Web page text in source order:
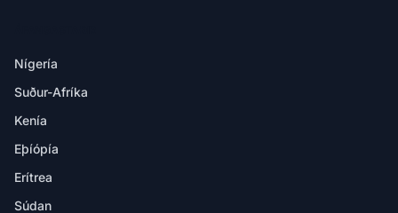
Nígería
Suður-Afríka
Kenía
Eþíópía
Erítrea
Súdan